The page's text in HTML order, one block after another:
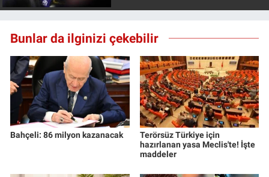
Bunlar da ilginizi çekebilir
Bahçeli: 86 milyon kazanacak
Terörsüz Türkiye için
hazırlanan yasa Meclis'te! İşte
maddeler